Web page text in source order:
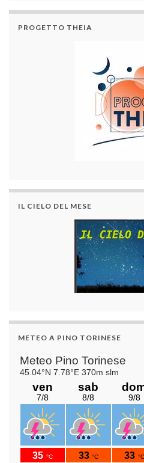
PROGETTO THEIA
IL CIELO DEL MESE
METEO A PINO TORINESE